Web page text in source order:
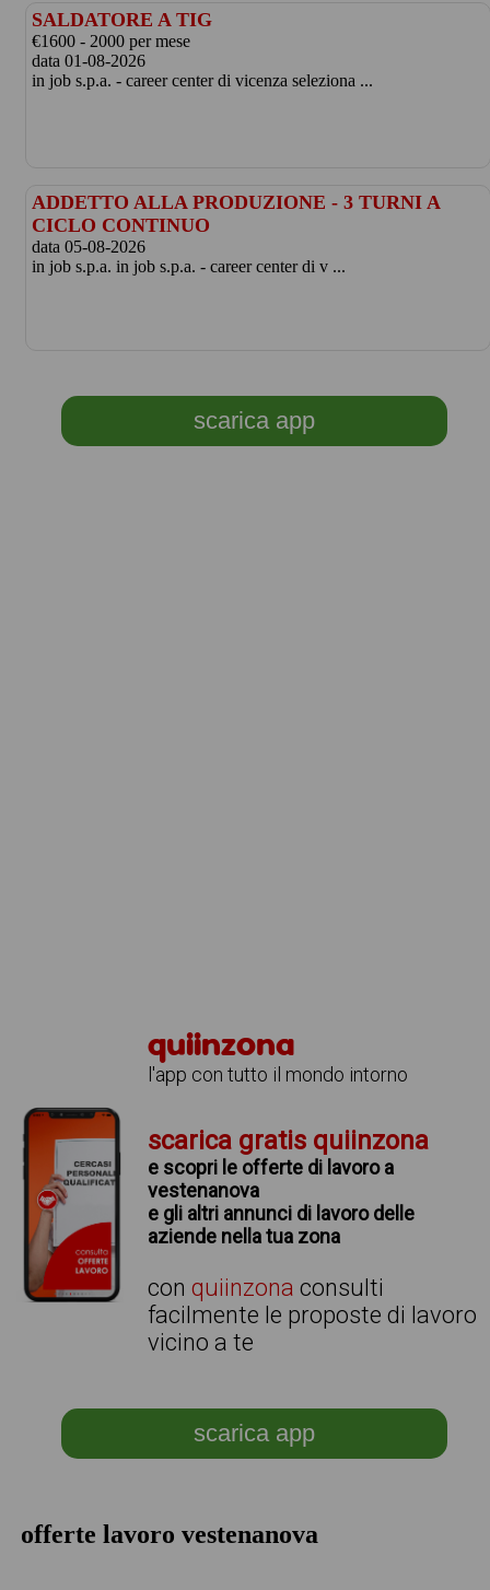
SALDATORE A TIG
€1600 - 2000 per mese
data 01-08-2026
in job s.p.a. - career center di vicenza seleziona ...
ADDETTO ALLA PRODUZIONE - 3 TURNI A
CICLO CONTINUO
data 05-08-2026
in job s.p.a. in job s.p.a. - career center di v ...
scarica app
quiinzona
l'app con tutto il mondo intorno
scarica gratis quiinzona
e scopri le offerte di lavoro a
vestenanova
e gli altri annunci di lavoro delle
aziende nella tua zona
conquiinzona consulti
facilmente le proposte di lavoro
vicino a te
scarica app
offerte lavoro vestenanova